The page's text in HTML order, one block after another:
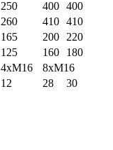
250 400 400
260 410 410
165 200
220
125 160
180
4xM16
8xM16
12 28 30